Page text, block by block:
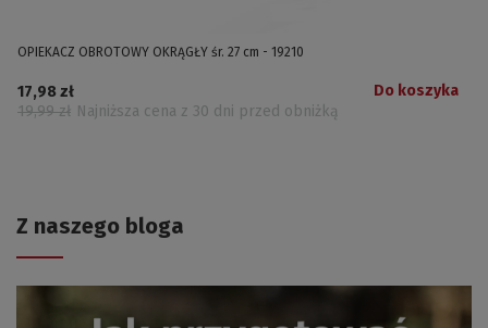
OPIEKACZ OBROTOWY OKRĄGŁY śr. 27 cm - 19210
17,98 zł
19,99 zł Najniższa cena z 30 dni przed obniżką
Do koszyka
Z naszego bloga